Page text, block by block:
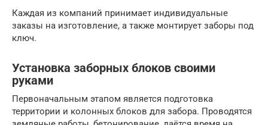
Каждая из компаний принимает индивидуальные
заказы на изготовление, а также монтирует заборы под
ключ.
Установка заборных блоков своими
руками
Первоначальным этапом является подготовка
территории и колонных блоков для забора. Проводятся